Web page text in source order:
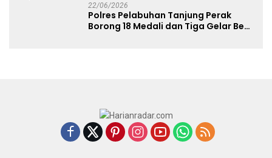
22/06/2026
Polres Pelabuhan Tanjung Perak
Borong 18 Medali dan Tiga Gelar Best